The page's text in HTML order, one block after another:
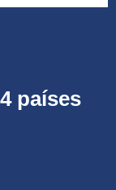
países